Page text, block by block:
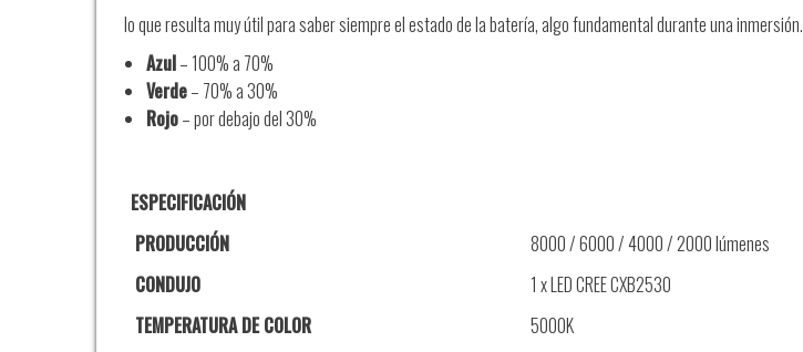
lo que resulta muy útil para saber siempre el estado de la batería, algo fundamental durante una inmersión.
Azul– 100% a 70%
Verde– 70% a 30%
Rojo– por debajo del 30%
ESPECIFICACIÓN
PRODUCCIÓN
8000 / 6000 / 4000 / 2000 lúmenes
CONDUJO
1 x LED CREE CXB2530
TEMPERATURA DE COLOR
5000K